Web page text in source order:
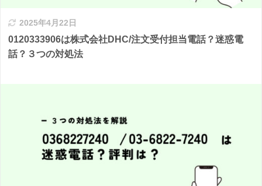
2025年4月22日
0120333906は株式会社DHC/注文受付担当電話？迷惑電
話？３つの対処法